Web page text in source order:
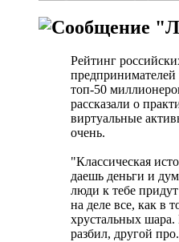
Рейтинг
топ-50
рассказали о
виртуальные
очень.
"Классическая
даешь деньги и
люди к тебе
на деле все, как в
хрустальных
разбил, другой